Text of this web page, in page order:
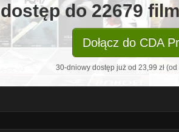
dostęp do 22679
Dołącz do CDA
30-dniowy dostęp już od 23,99 zł